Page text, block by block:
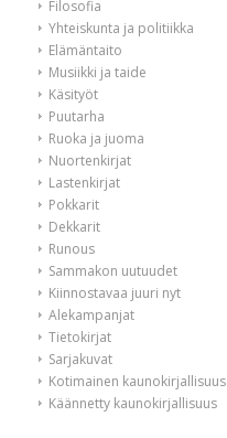
Filosofia
Yhteiskunta ja politiikka
Elämäntaito
Musiikki ja taide
Käsityöt
Puutarha
Ruoka ja juoma
Nuortenkirjat
Lastenkirjat
Pokkarit
Dekkarit
Runous
Sammakon uutuudet
Kiinnostavaa juuri nyt
Alekampanjat
Tietokirjat
Sarjakuvat
Kotimainen kaunokirjallisuus
Käännetty kaunokirjallisuus